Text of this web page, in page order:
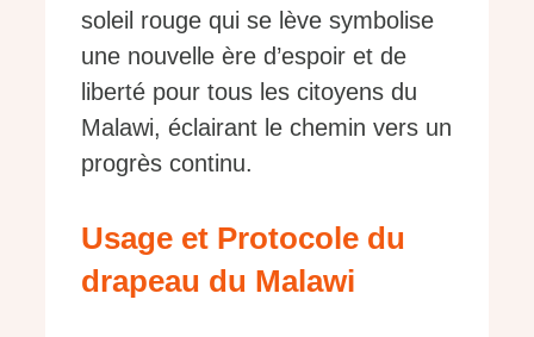
soleil rouge qui se lève symbolise
une nouvelle ère d’espoir et de
liberté pour tous les citoyens du
Malawi, éclairant le chemin vers un
progrès continu.
Usage et Protocole du
drapeau du Malawi